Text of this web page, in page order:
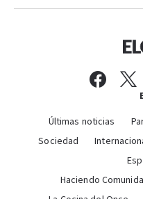
Últimas noticias
Sociedad
Haciendo